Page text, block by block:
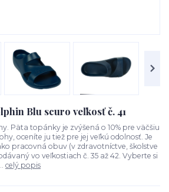
Blu scuro veľkosť č. 41
Päta topánky je zvýšená o 10% pre väčšiu
oceníte ju tiež pre jej veľkú odolnosť. Je
pracovná obuv (v zdravotníctve, školstve
vo veľkostiach č. 35 až 42. Vyberte si
celý popis